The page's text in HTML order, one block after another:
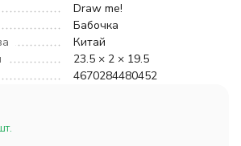
Draw me!
Бабочка
Китай
23.5 × 2 × 19.5
4670284480452